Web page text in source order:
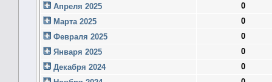
Апреля 2025
0
Марта 2025
0
Февраля 2025
0
Января 2025
0
Декабря 2024
0